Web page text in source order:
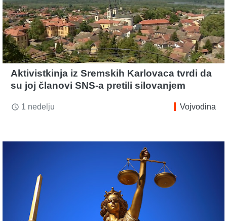
Aktivistkinja iz Sremskih Karlovaca tvrdi da
su joj članovi SNS-a pretili silovanjem
access_time 1 nedelju Vojvodina